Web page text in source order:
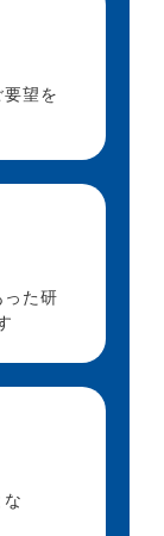
望を
った研